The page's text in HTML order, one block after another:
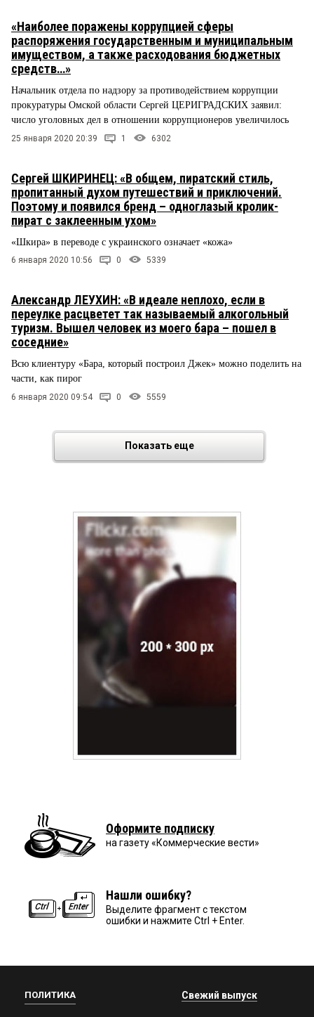
«Наиболее поражены коррупцией сферы
распоряжения государственным и муниципальным
имуществом, а также расходования бюджетных
средств…»
Начальник отдела по надзору за противодействием коррупции
прокуратуры Омской области Сергей ЦЕРИГРАДСКИХ заявил:
число уголовных дел в отношении коррупционеров увеличилось
25 января 2020 20:39 1 6302
Сергей ШКИРИНЕЦ: «В общем, пиратский стиль,
пропитанный духом путешествий и приключений.
Поэтому и появился бренд – одноглазый кролик-
пират с заклеенным ухом»
«Шкира» в переводе с украинского означает «кожа»
6 января 2020 10:56 0 5339
Александр ЛЕУХИН: «В идеале неплохо, если в
переулке расцветет так называемый алкогольный
туризм. Вышел человек из моего бара – пошел в
соседние»
Всю клиентуру «Бара, который построил Джек» можно поделить на
части, как пирог
6 января 2020 09:54 0 5559
Показать еще
Оформите подписку
на газету «Коммерческие вести»
Нашли ошибку?
Выделите фрагмент с текстом
ошибки и нажмите Ctrl + Enter.
ПОЛИТИКА Свежий выпуск